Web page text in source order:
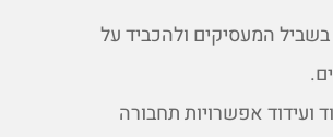
בשביל המעסיקים ולהכביד על
ועידוד אפשרויות תחבורה